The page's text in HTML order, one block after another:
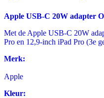
Apple USB-C 20W adapter
Met de Apple USB‑C 20W
Pro en 12,9‑inch iPad Pro (3e
Merk:
Apple
Kleur: